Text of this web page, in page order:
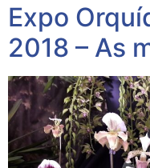
Expo
2018 – As